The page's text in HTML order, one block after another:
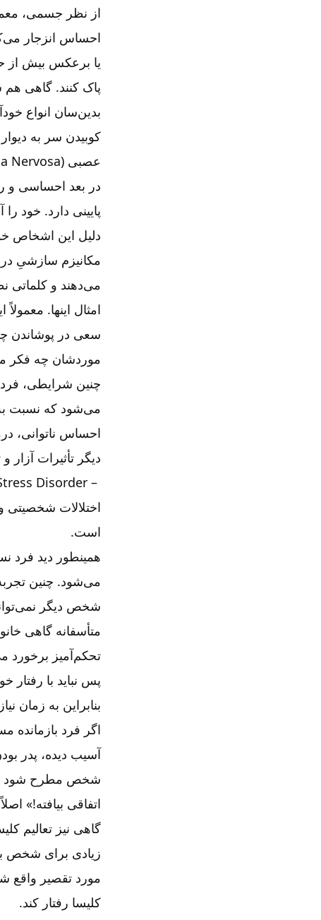
از نظر جسمی،
احساس انزجار
یا برعکس بیش از
پاک کنند. گاهی هم
بدین‌سان انواع
کوبیدن سر به
عصبی Nervosa)
در بعد احساسی و
پایینی دارد. خود
دلیل این اشخاص
مکانیزم سازشیِ
می‌دهند و کلماتی
امثال اینها.
سعی در پوشاندن
موردشان چه فکر
چنین شرایطی، فرد
می‌شود که نسبت
احساس ناتوانی،
دیگر تأثیرات
Disorder –
اختلالات شخصیتی
است.
همینطور دید فرد
می‌شود. چنین
شخص دیگر نمی‌تواند
متأسفانه گاهی
تحکم‌آمیز برخورد
پس نباید با رفتار
بنابراین به زمان
اگر فرد
آسیب دیده، پدر
شخص مطرح شود که
اتفاقی بیافته!»
گاهی نیز تعالیم
زیادی برای شخص
مورد تقصیر واقع
کلیسا رفتار کند.